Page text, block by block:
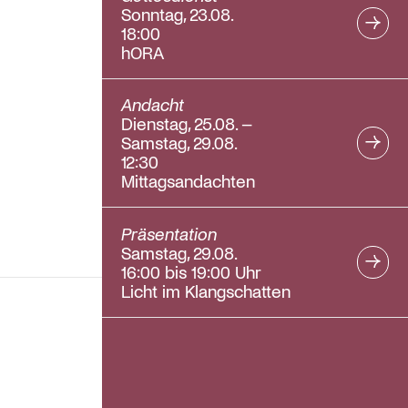
Sonntag, 23.08.
18:00
hORA
Andacht
Dienstag, 25.08. –
Samstag, 29.08.
12:30
Mittagsandachten
Präsentation
Samstag, 29.08.
16:00 bis 19:00 Uhr
Licht im Klangschatten